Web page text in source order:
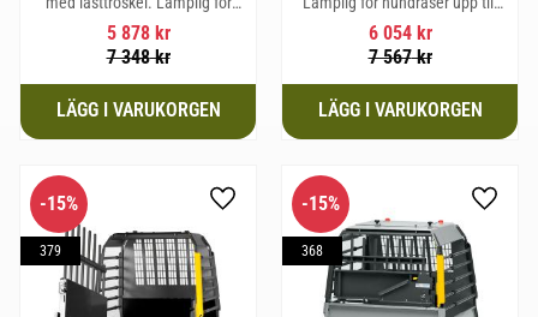
hundraser upp till 58 cm i
mankhöjd.
5 878kr
7 348kr
64 cm i mankhöjd.
6 054kr
7 567kr
15%
379
Lägg till i favoriter
15%
368
Lägg